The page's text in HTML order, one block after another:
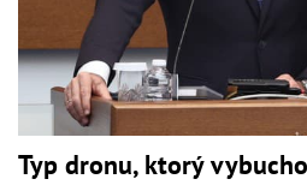
Typ dronu, ktorý